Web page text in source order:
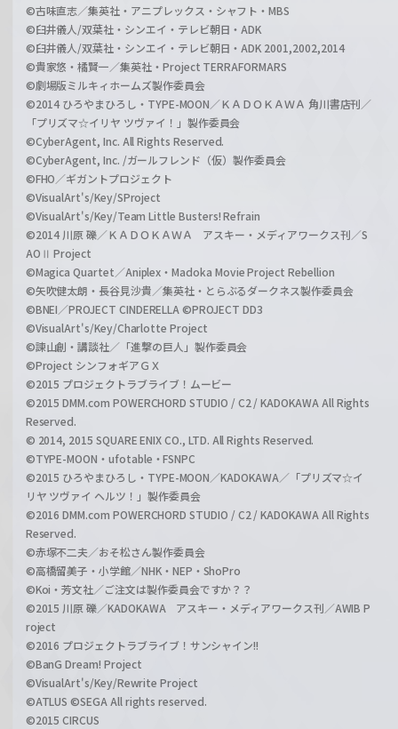
©古味直志／集英社・アニプレックス・シャフト・MBS
©臼井儀人/双葉社・シンエイ・テレビ朝日・ADK
©臼井儀人/双葉社・シンエイ・テレビ朝日・ADK 2001,2002,2014
©貴家悠・橘賢一／集英社・Project TERRAFORMARS
©劇場版ミルキィホームズ製作委員会
©2014 ひろやまひろし・TYPE-MOON／ＫＡＤＯＫＡＷＡ 角川書店刊／
「プリズマ☆イリヤ ツヴァイ！」製作委員会
©CyberAgent, Inc. All Rights Reserved.
©CyberAgent, Inc. /ガールフレンド（仮）製作委員会
©FHO／ギガントプロジェクト
©VisualArt's/Key/SProject
©VisualArt's/Key/Team Little Busters! Refrain
©2014 川原 礫／ＫＡＤＯＫＡＷＡ アスキー・メディアワークス刊／S
AOⅡ Project
©Magica Quartet／Aniplex・Madoka Movie Project Rebellion
©矢吹健太朗・長谷見沙貴／集英社・とらぶるダークネス製作委員会
©BNEI／PROJECT CINDERELLA ©PROJECT DD3
©VisualArt's/Key/Charlotte Project
©諫山創・講談社／「進撃の巨人」製作委員会
©Project シンフォギアＧＸ
©2015 プロジェクトラブライブ！ムービー
©2015 DMM.com POWERCHORD STUDIO / C2 / KADOKAWA All Rights
Reserved.
© 2014, 2015 SQUARE ENIX CO., LTD. All Rights Reserved.
©TYPE-MOON・ufotable・FSNPC
©2015 ひろやまひろし・TYPE-MOON／KADOKAWA／「プリズマ☆イ
リヤ ツヴァイ ヘルツ！」製作委員会
©2016 DMM.com POWERCHORD STUDIO / C2 / KADOKAWA All Rights
Reserved.
©赤塚不二夫／おそ松さん製作委員会
©高橋留美子・小学館／NHK・NEP・ShoPro
©Koi・芳文社／ご注文は製作委員会ですか？？
©2015 川原 礫／KADOKAWA アスキー・メディアワークス刊／AWIB P
roject
©2016 プロジェクトラブライブ！サンシャイン!!
©BanG Dream! Project
©VisualArt's/Key/Rewrite Project
©ATLUS ©SEGA All rights reserved.
©2015 CIRCUS